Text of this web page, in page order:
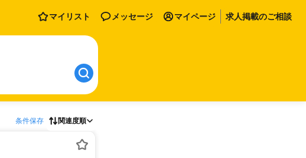
マイリスト メッセージ マイページ 求人掲載のご相談
条件保存 関連度順